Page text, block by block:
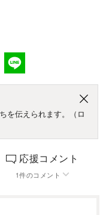
を伝えられます。（ロ
応援コメント
1件のコメント